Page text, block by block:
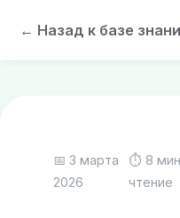
← Назад к базе
📅 3 марта
2026
⏱ 8
чтение